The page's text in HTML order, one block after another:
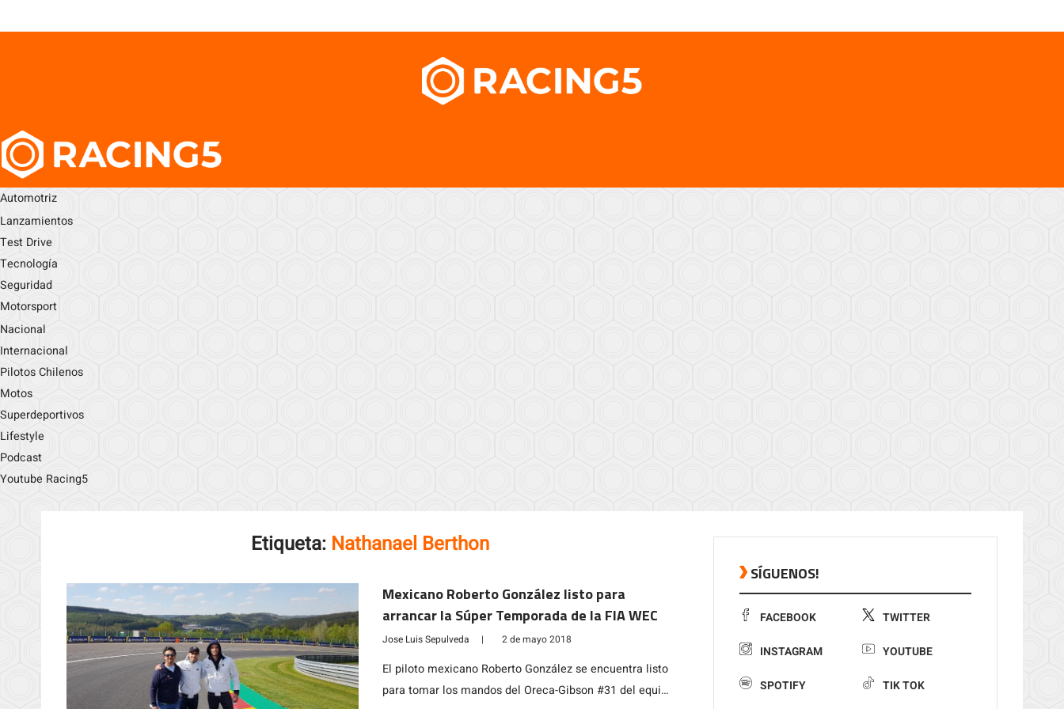
Automotriz
Lanzamientos
Test Drive
Tecnología
Seguridad
Motorsport
Nacional
Internacional
Pilotos Chilenos
Motos
Superdeportivos
Lifestyle
Podcast
Youtube Racing5
Etiqueta: Nathanael Berthon
Mexicano Roberto González listo para
arrancar la Súper Temporada de la FIA WEC
Jose Luis Sepulveda | 2 de mayo 2018
El piloto mexicano Roberto González se encuentra listo
para tomar los mandos del Oreca-Gibson #31 del equipo
SÍGUENOS!
FACEBOOK TWITTER
INSTAGRAM YOUTUBE
SPOTIFY TIK TOK